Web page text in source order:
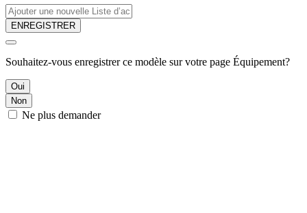
ENREGISTRER
Souhaitez-vous enregistrer ce modèle sur votre page Équipement?
Oui
Non
Ne plus demander